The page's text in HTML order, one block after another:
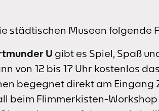
städtischen Museen folgende
U gibt es Spiel, Spaß
von 12 bis 17 Uhr kostenlos
begegnet direkt am Eingang
beim Flimmerkisten-